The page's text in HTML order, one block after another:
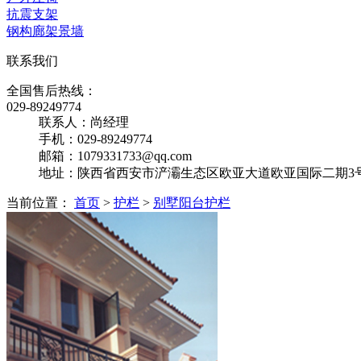
抗震支架
钢构廊架景墙
联系我们
全国售后热线：
029-89249774
联系人：尚经理
手机：029-89249774
邮箱：1079331733@qq.com
地址：陕西省西安市浐灞生态区欧亚大道欧亚国际二期3
当前位置： 首页 > 护栏 > 别墅阳台护栏